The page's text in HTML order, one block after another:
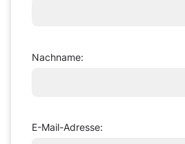
Nachname:
E-Mail-Adresse: